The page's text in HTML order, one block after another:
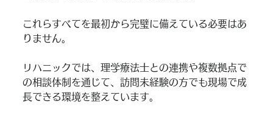
これらすべてを最初から完璧に備えている必要はあ
りません。
リハニックでは、理学療法士との連携や複数拠点で
の相談体制を通じて、訪問未経験の方でも現場で成
長できる環境を整えています。